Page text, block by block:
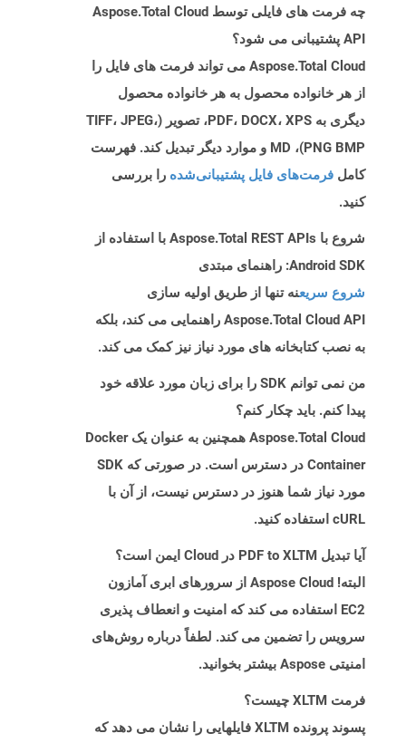
چه فرمت های فایلی توسط Aspose.Total Cloud
API پشتیبانی می شود؟
Aspose.Total Cloud می تواند فرمت های فایل را
از هر خانواده محصول به هر خانواده محصول
دیگری به PDF، DOCX، XPS، تصویر (TIFF، JPEG،
PNG BMP)، MD و موارد دیگر تبدیل کند. فهرست
کامل فرمت‌های فایل پشتیبانی‌شده را بررسی
کنید.
شروع با Aspose.Total REST APIs با استفاده از
Android SDK: راهنمای مبتدی
شروع سریعنه تنها از طریق اولیه سازی
Aspose.Total Cloud API راهنمایی می کند، بلکه
به نصب کتابخانه های مورد نیاز نیز کمک می کند.
من نمی توانم SDK را برای زبان مورد علاقه خود
پیدا کنم. باید چکار کنم؟
Aspose.Total Cloud همچنین به عنوان یک Docker
Container در دسترس است. در صورتی که SDK
مورد نیاز شما هنوز در دسترس نیست، از آن با
cURL استفاده کنید.
آیا تبدیل PDF to XLTM در Cloud ایمن است؟
البته! Aspose Cloud از سرورهای ابری آمازون
EC2 استفاده می کند که امنیت و انعطاف پذیری
سرویس را تضمین می کند. لطفاً درباره روش‌های
امنیتی Aspose بیشتر بخوانید.
فرمت XLTM چیست؟
پسوند پرونده XLTM فایلهایی را نشان می دهد که